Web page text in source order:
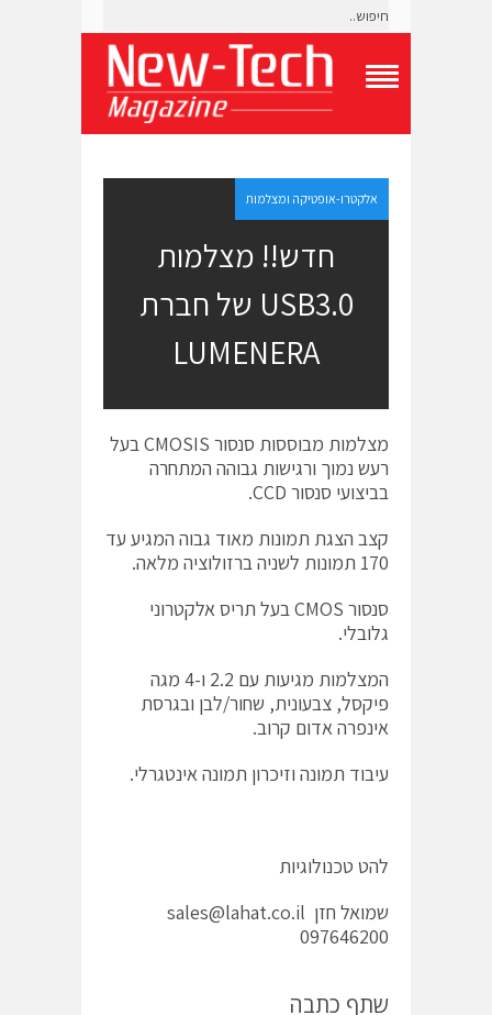
g
l
e
N
M
n
u
אלקטרו-אופטיקה ומצלמות
חדש!! מצלמות
USB3.0 של חברת
LUMENERA
מצלמות מבוססות סנסור CMOSIS בעל
רעש נמוך ורגישות גבוהה המתחרה
בביצועי סנסור CCD.
קצב הצגת תמונות מאוד גבוה המגיע עד
170 תמונות לשניה ברזולוציה מלאה.
סנסור CMOS בעל תריס אלקטרוני
גלובלי.
המצלמות מגיעות עם 2.2 ו-4 מגה
פיקסל, צבעונית, שחור/לבן ובגרסת
אינפרה אדום קרוב.
עיבוד תמונה וזיכרון תמונה אינטגרלי.
להט טכנולוגיות
שמואל חזן sales@lahat.co.il
097646200
שתף כתבה